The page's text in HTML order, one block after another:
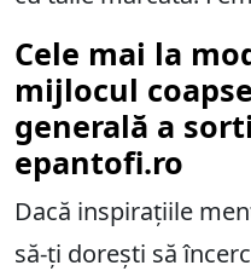
Cele mai la
mijlocul
generală a
epantofi.ro
Dacă inspirațiile
să-ți dorești să